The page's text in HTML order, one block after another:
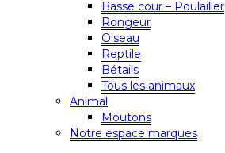
Basse cour – Poulailler
Rongeur
Oiseau
Reptile
Bétails
Tous les animaux
Animal
Moutons
Notre espace marques